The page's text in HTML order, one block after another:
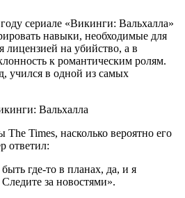
сериале «Викинги: Вальхалла»
навыки, необходимые для
лицензией на убийство, а в
к романтическим ролям.
учился в одной из самых
The Times, насколько вероятно его
ответил:
где-то в планах, да, и я
за новостями».